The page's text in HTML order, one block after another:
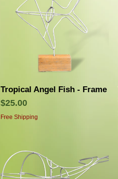
クイックビュー
Tropical Angel Fish - Frame
価格
$25.00
Free Shipping